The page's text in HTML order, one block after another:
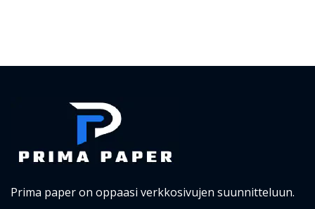
Prima paper on oppaasi verkkosivujen suunnitteluun.